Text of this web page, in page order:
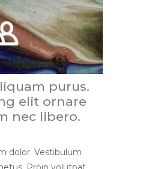
purus.
elit ornare
nec libero.
dolor. Vestibulum